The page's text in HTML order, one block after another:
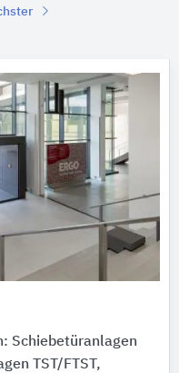
Schiebetüranlagen
TST/FTST,